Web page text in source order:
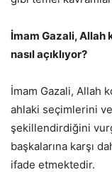
İmam Gazali,
nasıl açıklıyor?
İmam Gazali, Allah
ahlaki seçimlerini
şekillendirdiğini
başkalarına karşı
ifade etmektedir.